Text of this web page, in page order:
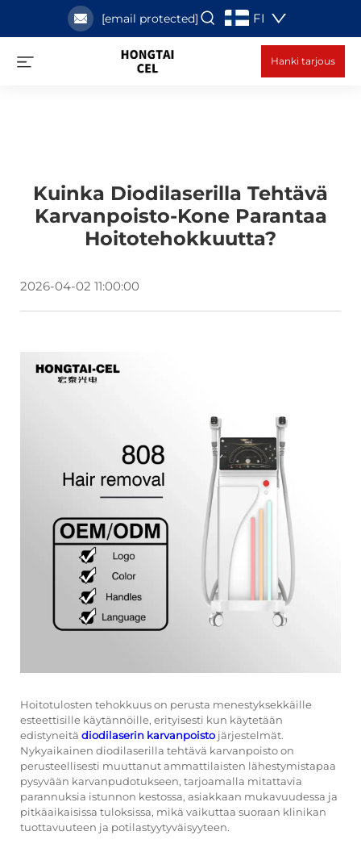
[email protected] FI
Hanki tarjous
Kuinka Diodilaserilla Tehtävä
Karvanpoisto-Kone Parantaa
Hoitotehokkuutta?
2026-04-02 11:00:00
Hoitotulosten tehokkuus on perusta menestyksekkäille
esteettisille käytännöille, erityisesti kun käytetään
edistyneitä diodilaserin karvanpoisto järjestelmät.
Nykyaikainen diodilaserilla tehtävä karvanpoisto on
perusteellisesti muuttanut ammattilaisten lähestymistapaa
pysyvään karvanpudotukseen, tarjoamalla mitattavia
parannuksia istunnon kestossa, asiakkaan mukavuudessa ja
pitkäaikaisissa tuloksissa, mikä vaikuttaa suoraan klinikan
tuottavuuteen ja potilastyytyväisyyteen.